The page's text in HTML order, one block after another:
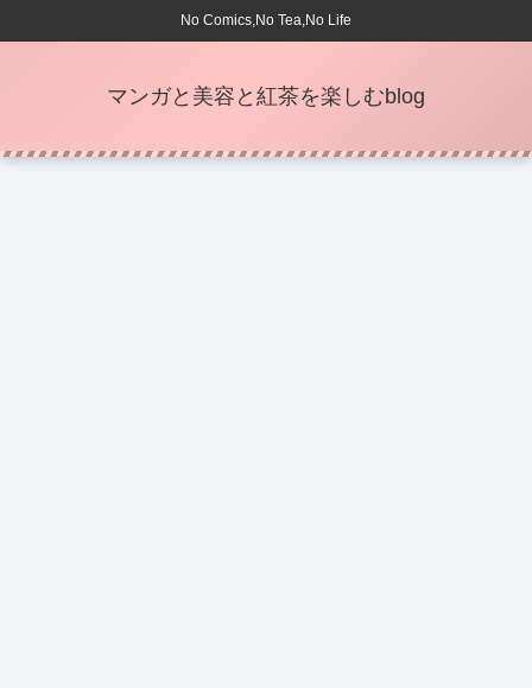
No Comics,No Tea,No Life
マンガと美容と紅茶を楽しむblog